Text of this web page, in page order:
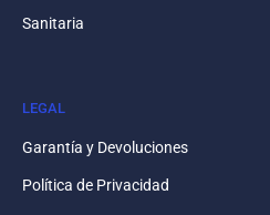
Sanitaria
LEGAL
Garantía y Devoluciones
Política de Privacidad